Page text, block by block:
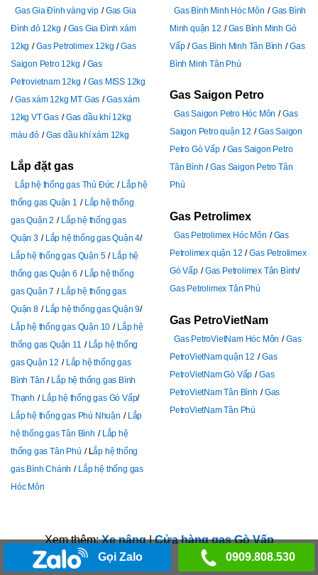
Gas Gia Đình vàng vip
Gas Gia
Đình đỏ 12kg
Gas Gia Đình xám
12kg
Gas Petrolimex 12kg
Gas
Saigon Petro 12kg
Gas
Petrovietnam 12kg
Gas MISS 12kg
Gas xám 12kg MT Gas
Gas xám
12kg VT Gas
Gas dầu khí 12kg
màu đỏ
Gas dầu khí xám 12kg
Lắp đặt gas
Lắp hệ thống gas Thủ Đức
Lắp hệ
thống gas Quận 1
Lắp hệ thống
gas Quận 2
Lắp hệ thống gas
Quận 3
Lắp hệ thống gas Quận 4
Lắp hệ thống gas Quận 5
Lắp hệ
thống gas Quận 6
Lắp hệ thống
gas Quận 7
Lắp hệ thống gas
Quận 8
Lắp hệ thống gas Quận 9
Lắp hệ thống gas Quận 10
Lắp hệ
thống gas Quận 11
Lắp hệ thống
gas Quận 12
Lắp hệ thống gas
Bình Tân
Lắp hệ thống gas Bình
Thạnh
Lắp hệ thống gas Gò Vấp
Lắp hệ thống gas Phú Nhuận
Lắp
hệ thống gas Tân Bình
Lắp hệ
thống gas Tân Phú
Lắp hệ thống
gas Bình Chánh
Lắp hệ thống gas
Hóc Môn
Gas Bình Minh Hóc Môn
Gas Bình
Minh quận 12
Gas Bình Minh Gò
Vấp
Gas Bình Minh Tân Bình
Gas
Bình Minh Tân Phú
Gas Saigon Petro
Gas Saigon Petro Hóc Môn
Gas
Saigon Petro quận 12
Gas Saigon
Petro Gò Vấp
Gas Saigon Petro
Tân Bình
Gas Saigon Petro Tân
Phú
Gas Petrolimex
Gas Petrolimex Hóc Môn
Gas
Petrolimex quận 12
Gas Petrolimex
Gò Vấp
Gas Petrolimex Tân Bình
Gas Petrolimex Tân Phú
Gas PetroVietNam
Gas PetroVietNam Hóc Môn
Gas
PetroVietNam quận 12
Gas
PetroVietNam Gò Vấp
Gas
PetroVietNam Tân Bình
Gas
PetroVietNam Tân Phú
Xem thêm:Xe nâng|Cửa hàng gas Gò Vấp
Gọi Zalo
0909.808.530